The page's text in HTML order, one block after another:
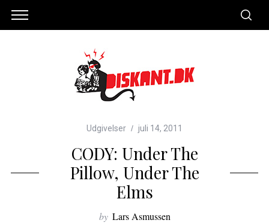
Udgivelser juli 14, 2011
CODY: Under The
Pillow, Under The
Elms
by Lars Asmussen